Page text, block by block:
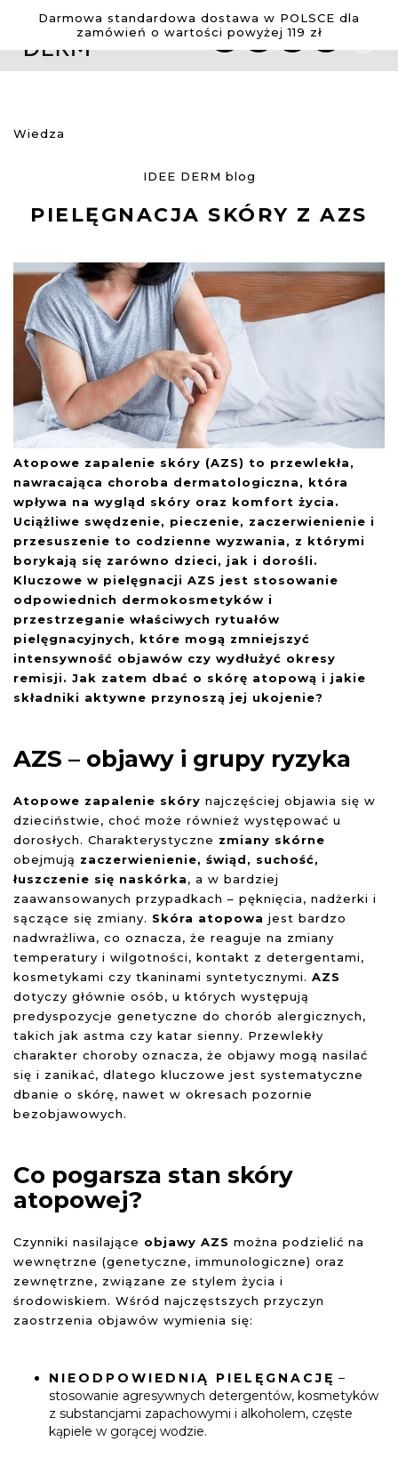
Darmowa standardowa dostawa w POLSCE dla
zamówień o wartości powyżej 119 zł
do
do ulubionych
Dodaj do ulubionych
do ulubionych
Włosy
PRODUKTY
SPRAWDŹ
NASZE
PRODUKTY
Zestaw SOS
Dodaj do ulubionych
Zestaw: KOMPLEKOSWA KURACJA PRZECIW WYPADANIU WŁOSÓW
Dodaj do ulubionych
Zestaw: ODBUDOWA WŁOSÓW ZNISZCZONYCH I ŁAMLIWYCH
Dodaj do ulubionych
NA BLOGU
ABC witaminowej
pielęgnacji
Zestawy Wiedza
WIEDZA
Wiedza
IDEE DERM blog
PIELĘGNACJA SKÓRY Z AZS
Atopowe zapalenie skóry (AZS) to przewlekła,
nawracająca choroba dermatologiczna, która
wpływa na wygląd skóry oraz komfort życia.
Uciążliwe swędzenie, pieczenie, zaczerwienienie i
przesuszenie to codzienne wyzwania, z którymi
borykają się zarówno dzieci, jak i dorośli.
Kluczowe w pielęgnacji AZS jest stosowanie
odpowiednich dermokosmetyków i
przestrzeganie właściwych rytuałów
pielęgnacyjnych, które mogą zmniejszyć
intensywność objawów czy wydłużyć okresy
remisji. Jak zatem dbać o skórę atopową i jakie
składniki aktywne przynoszą jej ukojenie?
AZS – objawy i grupy ryzyka
Atopowe zapalenie skóry najczęściej objawia się w
dzieciństwie, choć może również występować u
dorosłych. Charakterystyczne zmiany skórne
obejmują zaczerwienienie, świąd, suchość,
łuszczenie się naskórka, a w bardziej
zaawansowanych przypadkach – pęknięcia, nadżerki i
sączące się zmiany. Skóra atopowa jest bardzo
nadwrażliwa, co oznacza, że reaguje na zmiany
temperatury i wilgotności, kontakt z detergentami,
kosmetykami czy tkaninami syntetycznymi. AZS
dotyczy głównie osób, u których występują
predyspozycje genetyczne do chorób alergicznych,
takich jak astma czy katar sienny. Przewlekły
charakter choroby oznacza, że objawy mogą nasilać
się i zanikać, dlatego kluczowe jest systematyczne
dbanie o skórę, nawet w okresach pozornie
bezobjawowych.
Co pogarsza stan skóry
atopowej?
Czynniki nasilające objawy AZS można podzielić na
wewnętrzne (genetyczne, immunologiczne) oraz
zewnętrzne, związane ze stylem życia i
środowiskiem. Wśród najczęstszych przyczyn
zaostrzenia objawów wymienia się:
NIEODPOWIEDNIĄ PIELĘGNACJĘ –
stosowanie agresywnych detergentów, kosmetyków
z substancjami zapachowymi i alkoholem, częste
kąpiele w gorącej wodzie.